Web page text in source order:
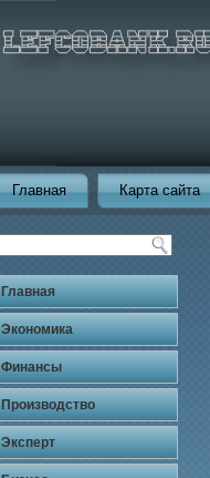
Главная Карта сайта
Главная
Экономика
Финансы
Производство
Эксперт